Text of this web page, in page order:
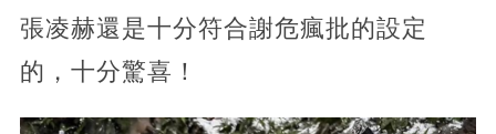
張凌赫還是十分符合謝危瘋批的設定
的，十分驚喜！